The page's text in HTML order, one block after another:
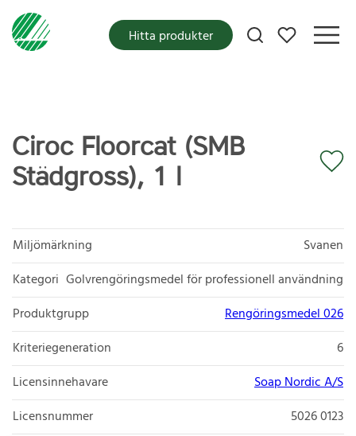
Mina favoriter
Hitta produkter
Ciroc Floorcat (SMB
Städgross), 1 l
Miljömärkning
Svanen
Kategori Golvrengöringsmedel för professionell användning
Produktgrupp
Rengöringsmedel 026
Kriteriegeneration
6
Licensinnehavare
Soap Nordic A/S
Licensnummer
5026 0123